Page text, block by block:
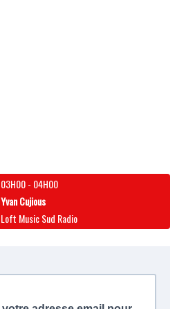
03H00- 04H00
Yvan Cujious
Loft Music Sud Radio